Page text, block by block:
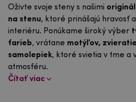
Oživte svoje steny s našimi
na stenu, ktoré prinášajú hravosť
interiéru. Ponúkame široký výber
farieb, vrátane motýľov,
samolepiek, ktoré svietia v tme a
atmosféru.
Čítať viac